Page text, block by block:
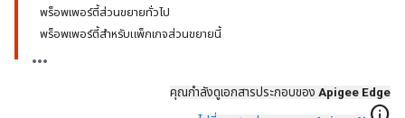
พร็อพเพอร์ตี้ส่วนขยายทั่วไป
พร็อพเพอร์ตี้สำหรับแพ็กเกจส่วนขยายนี้
คุณกำลังดูเอกสารประกอบของ Apigee Edge